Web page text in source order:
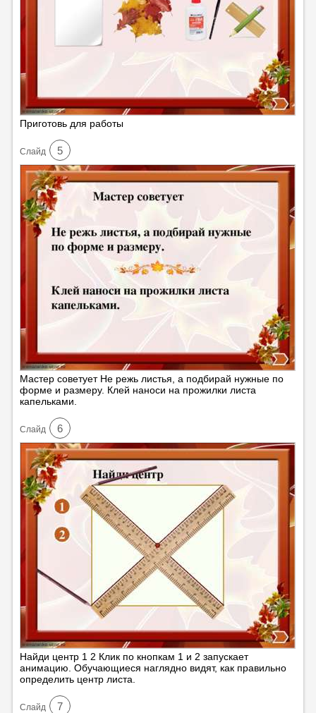
Приготовь для работы
Cлайд 5
Мастер советует Не режь листья, а подбирай нужные по
форме и размеру. Клей наноси на прожилки листа
капельками.
Cлайд 6
Найди центр 1 2 Клик по кнопкам 1 и 2 запускает
анимацию. Обучающиеся наглядно видят, как правильно
определить центр листа.
Cлайд 7